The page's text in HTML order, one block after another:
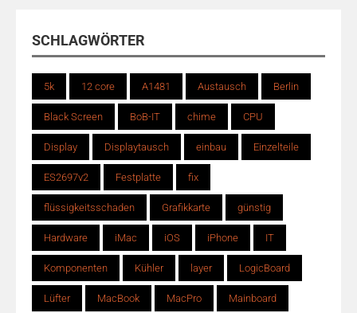
SCHLAGWÖRTER
5k 12 core A1481 Austausch Berlin
Black Screen BoB-IT chime CPU
Display Displaytausch einbau Einzelteile
ES2697v2 Festplatte fix
flüssigkeitsschaden Grafikkarte günstig
Hardware iMac iOS iPhone IT
Komponenten Kühler layer LogicBoard
Lüfter MacBook MacPro Mainboard